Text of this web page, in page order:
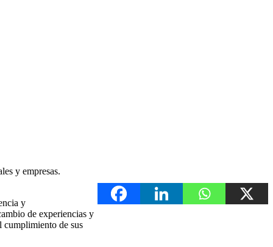
y empresas.
y
de experiencias y
cumplimiento de sus